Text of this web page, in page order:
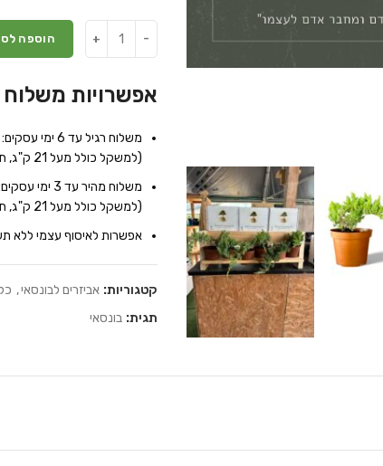
הוספה
אפשרויות משלוח
משלוח רגיל עד 6 ימי עסקים: 35 ₪
(למשקל כולל מעל 21 ק"ג, תוספת של 7 ₪ לכל 10 ק"ג נוספים)
משלוח מהיר עד 3 ימי עסקים: 59 ₪
(למשקל כולל מעל 21 ק"ג, תוספת של 9 ₪ לכל 10 ק"ג נוספים)
אפשרות לאיסוף עצמי ללא
קטגוריות: אביזרים לבונסאי,
תגית: בונסאי